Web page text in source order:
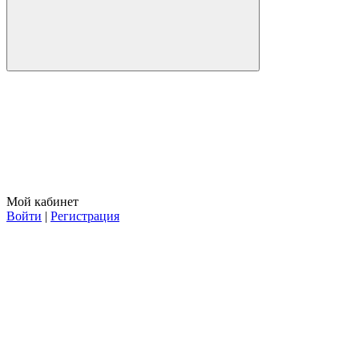
Мой кабинет
Войти | Регистрация